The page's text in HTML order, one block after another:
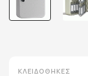
ΚΛΕΙΔΟΘΉΚΕΣ